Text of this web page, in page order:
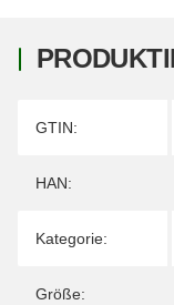
Produkteigenschaft
Wert
GTIN:
HAN:
Kategorie:
Größe: